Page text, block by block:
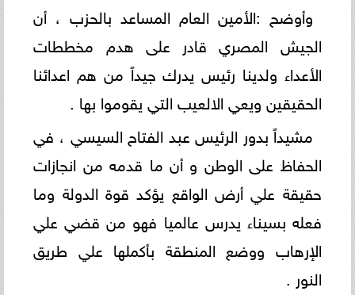
وأوضح :الأمين العام المساعد بالحزب ، أن
الجيش المصري قادر على هدم مخططات
الأعداء ولدينا رئيس يدرك جيداً من هم اعدائنا
الحقيقين ويعي الالعيب التي يقوموا بها .
مشيداً بدور الرئيس عبد الفتاح السيسي ، في
الحفاظ على الوطن و أن ما قدمه من انجازات
حقيقة علي أرض الواقع يؤكد قوة الدولة وما
فعله بسيناء يدرس عالميا فهو من قضي علي
الإرهاب ووضع المنطقة بأكملها علي طريق
النور .